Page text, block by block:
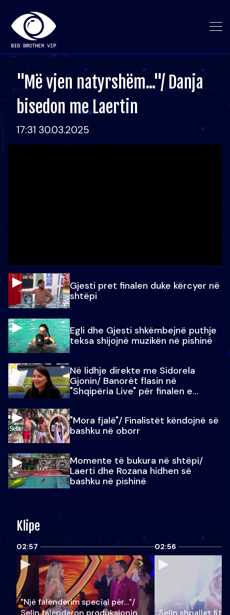
"Më vjen natyrshëm..."/ Danja
bisedon me Laertin
17:31 30.03.2025
Gjesti pret finalen duke kërcyer në
shtëpi
Egli dhe Gjesti shkëmbejnë puthje
teksa shijojnë muzikën në pishinë
Në lidhje direkte me Sidorela
Gjonin/ Banorët flasin në
"Shqipëria Live" për finalen e
"Mora fjalë"/ Finalistët këndojnë së
bashku në oborr
Momente të bukura në shtëpi/
Laerti dhe Rozana hidhen së
bashku në pishinë
Klipe
02:57
"Një falenderim special për…"/
Selin falënderon produksionin
02:56
Selin shpallet